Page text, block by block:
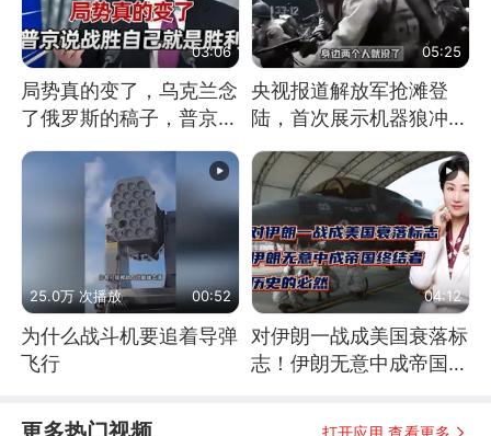
03:06
局势真的变了，乌克兰念
了俄罗斯的稿子，普京说
05:25
央视报道解放军抢滩登
陆，首次展示机器狼冲
25.0万 次播放 00:52
为什么战斗机要追着导弹
飞行
04:12
对伊朗一战成美国衰落标
志！伊朗无意中成帝国终
打开应用 查看更多